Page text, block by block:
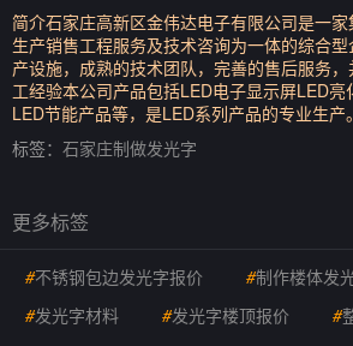
简介石家庄高新区金伟达电子有限公司是一
生产销售工程服务及技术咨询为一体的综合
产设施，成熟的技术团队，完善的售后服务
工经验本公司产品包括LED电子显示屏LED
LED节能产品等，是LED系列产品的专业生产。
标签： 石家庄制做发光字
更多标签
#不锈钢包边发光字报价 #制作楼体发
#发光字材料 #发光字楼顶报价 #